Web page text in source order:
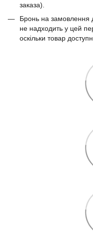
заказа).
Бронь на замовлення
не надходить у цей
оскільки товар